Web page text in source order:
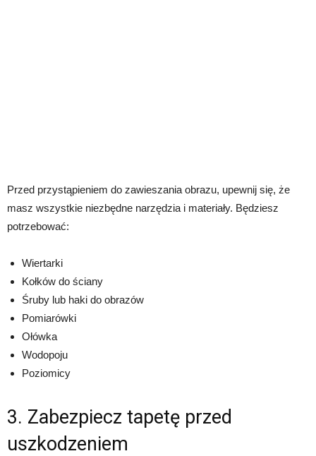
Przed przystąpieniem do zawieszania obrazu, upewnij się, że
masz wszystkie niezbędne narzędzia i materiały. Będziesz
potrzebować:
Wiertarki
Kołków do ściany
Śruby lub haki do obrazów
Pomiarówki
Ołówka
Wodopoju
Poziomicy
3. Zabezpiecz tapetę przed
uszkodzeniem